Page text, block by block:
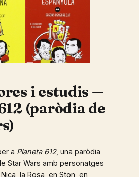
i estudis —
(paròdia de
a Planeta 612, una paròdia
Star Wars amb personatges
la Rosa, en Ston, en